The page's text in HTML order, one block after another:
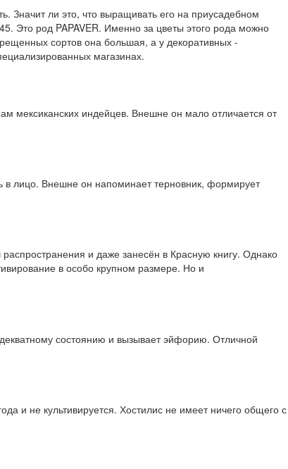
Значит ли это, что выращивать его на приусадебном
Это род PAPAVER. Именно за цветы этого рода можно
сортов она большая, а у декоративных -
магазинах.
мексиканских индейцев. Внешне он мало отличается от
в лицо. Внешне он напоминает терновник, формирует
и даже занесён в Красную книгу. Однако
в особо крупном размере. Но и
состоянию и вызывает эйфорию. Отличной
и не культивируется. Хостилис не имеет ничего общего с